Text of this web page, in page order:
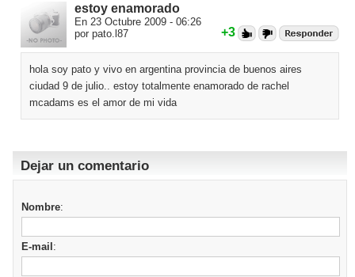
estoy enamorado
En 23 Octubre 2009 - 06:26
por pato.l87
+3
hola soy pato y vivo en argentina provincia de buenos aires
ciudad 9 de julio.. estoy totalmente enamorado de rachel
mcadams es el amor de mi vida
Dejar un comentario
Nombre:
E-mail :